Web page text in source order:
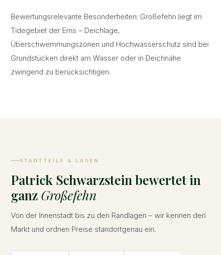
Bewertungsrelevante Besonderheiten: Großefehn liegt im
Tidegebiet der Ems – Deichlage,
Überschwemmungszonen und Hochwasserschutz sind bei
Grundstücken direkt am Wasser oder in Deichnähe
zwingend zu berücksichtigen.
STADTTEILE & LAGEN
Patrick Schwarzstein bewertet in
ganz Großefehn
Von der Innenstadt bis zu den Randlagen – wir kennen den
Markt und ordnen Preise standortgenau ein.